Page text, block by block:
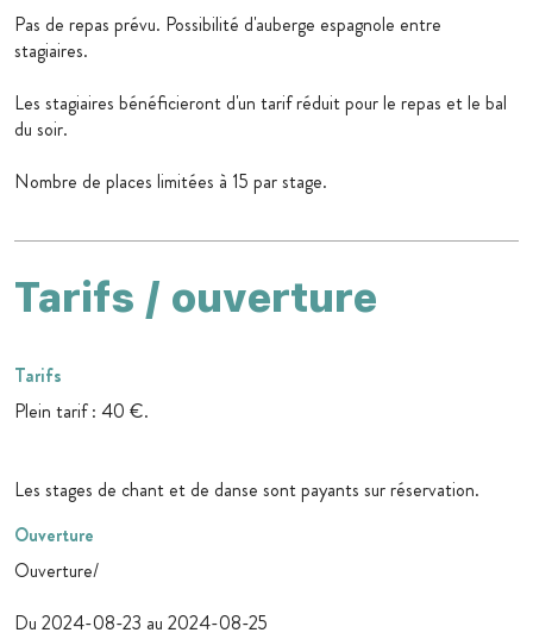
Pas de repas prévu. Possibilité d'auberge espagnole entre
stagiaires.
Les stagiaires bénéficieront d'un tarif réduit pour le repas et le bal
du soir.
Nombre de places limitées à 15 par stage.
Tarifs / ouverture
Tarifs
Plein tarif : 40 €.
Les stages de chant et de danse sont payants sur réservation.
Ouverture
Ouverture/
Du 2024-08-23 au 2024-08-25